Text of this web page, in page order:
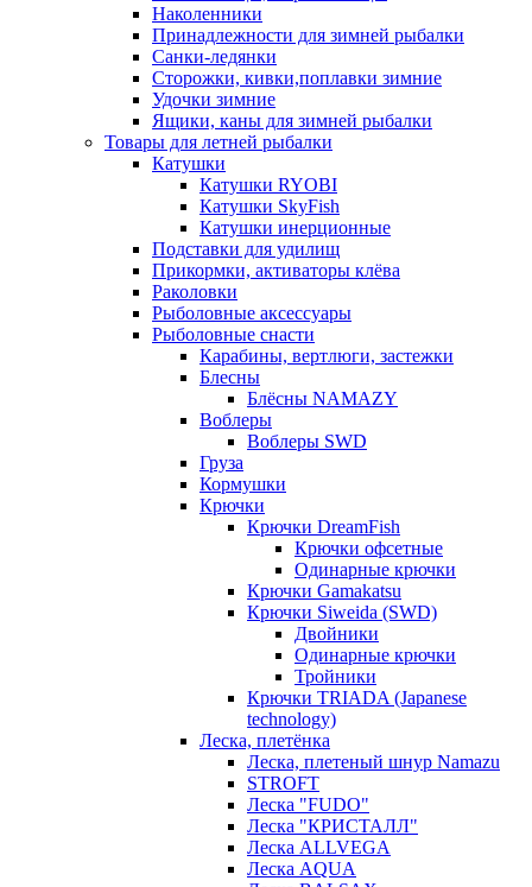
Наколенники
Принадлежности для зимней рыбалки
Санки-ледянки
Сторожки, кивки,поплавки зимние
Удочки зимние
Ящики, каны для зимней рыбалки
Товары для летней рыбалки
Катушки
Катушки RYOBI
Катушки SkyFish
Катушки инерционные
Подставки для удилищ
Прикормки, активаторы клёва
Раколовки
Рыболовные аксессуары
Рыболовные снасти
Карабины, вертлюги, застежки
Блесны
Блёсны NAMAZY
Воблеры
Воблеры SWD
Груза
Кормушки
Крючки
Крючки DreamFish
Крючки офсетные
Одинарные крючки
Крючки Gamakatsu
Крючки Siweida (SWD)
Двойники
Одинарные крючки
Тройники
Крючки TRIADA (Japanese
technology)
Леска, плетёнка
Леска, плетеный шнур Namazu
STROFT
Леска "FUDO"
Леска "КРИСТАЛЛ"
Леска ALLVEGA
Леска AQUA